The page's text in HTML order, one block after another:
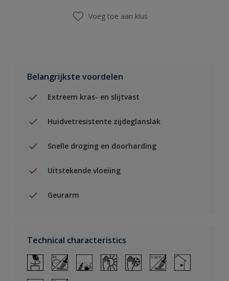
Voeg toe aan klus
Belangrijkste voordelen
Extreem kras- en slijtvast
Huidvetresistente zijdeglanslak
Snelle droging en doorharding
Uitstekende vloeiing
Geurarm
Technical characteristics